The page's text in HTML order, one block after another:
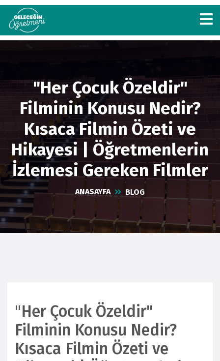
"Her Çocuk Özeldir"
Filminin Konusu Nedir?
Kısaca Filmin Özeti ve
Hikayesi | Öğretmenlerin
İzlemesi Gereken Filmler
ANASAYFA BLOG
"Her Çocuk Özeldir"
Filminin Konusu Nedir?
Kısaca Filmin Özeti ve